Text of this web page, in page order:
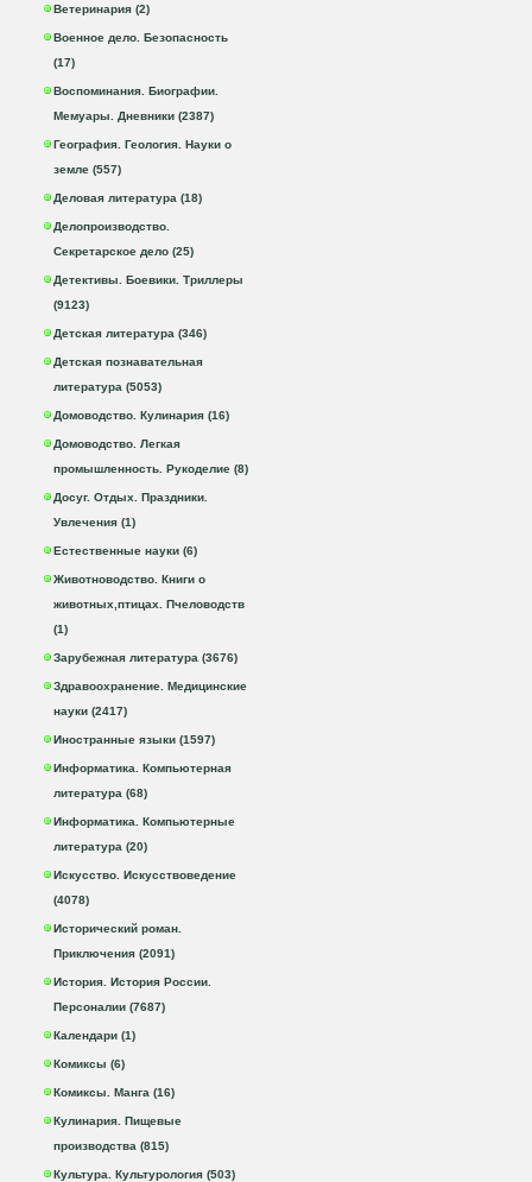
Ветеринария (2)
Военное дело. Безопасность
(17)
Воспоминания. Биографии.
Мемуары. Дневники (2387)
География. Геология. Науки о
земле (557)
Деловая литература (18)
Делопроизводство.
Секретарское дело (25)
Детективы. Боевики. Триллеры
(9123)
Детская литература (346)
Детская познавательная
литература (5053)
Домоводство. Кулинария (16)
Домоводство. Легкая
промышленность. Рукоделие (8)
Досуг. Отдых. Праздники.
Увлечения (1)
Естественные науки (6)
Животноводство. Книги о
животных,птицах. Пчеловодств
(1)
Зарубежная литература (3676)
Здравоохранение. Медицинские
науки (2417)
Иностранные языки (1597)
Информатика. Компьютерная
литература (68)
Информатика. Компьютерные
литература (20)
Искусство. Искусствоведение
(4078)
Исторический роман.
Приключения (2091)
История. История России.
Персоналии (7687)
Календари (1)
Комиксы (6)
Комиксы. Манга (16)
Кулинария. Пищевые
производства (815)
Культура. Культурология (503)